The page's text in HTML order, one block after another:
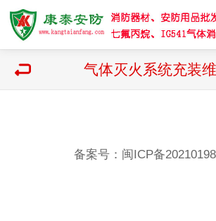
气体灭火系统充装
备案号： 闽ICP备